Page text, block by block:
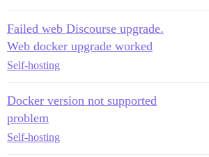
Failed web Discourse upgrade.
Web docker upgrade worked
Self-hosting
Docker version not supported
problem
Self-hosting